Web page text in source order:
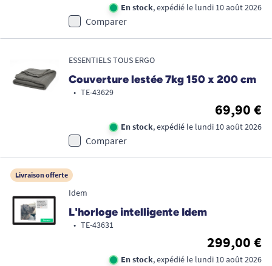
En stock, expédié le lundi 10 août 2026
Comparer
ESSENTIELS TOUS ERGO
Couverture lestée 7kg 150 x 200 cm
• TE-43629
69,90 €
En stock, expédié le lundi 10 août 2026
Comparer
Livraison offerte
Idem
L'horloge intelligente Idem
• TE-43631
299,00 €
En stock, expédié le lundi 10 août 2026